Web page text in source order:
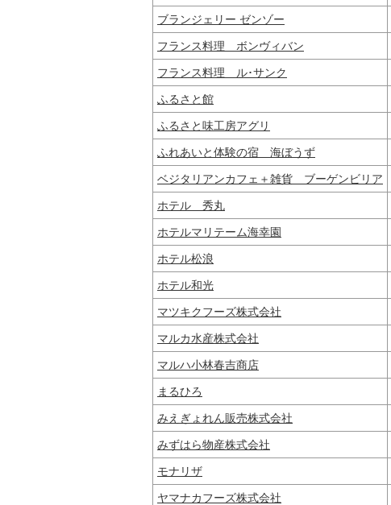
ブランジェリー ゼンゾー
フランス料理 ボンヴィバン
フランス料理 ル･サンク
ふるさと館
ふるさと味工房アグリ
ふれあいと体験の宿 海ぼうず
ベジタリアンカフェ＋雑貨 ブーゲンビリア
ホテル 秀丸
ホテルマリテーム海幸園
ホテル松浪
ホテル和光
マツキクフーズ株式会社
マルカ水産株式会社
マルハ小林春吉商店
まるひろ
みえぎょれん販売株式会社
みずはら物産株式会社
モナリザ
ヤマナカフーズ株式会社